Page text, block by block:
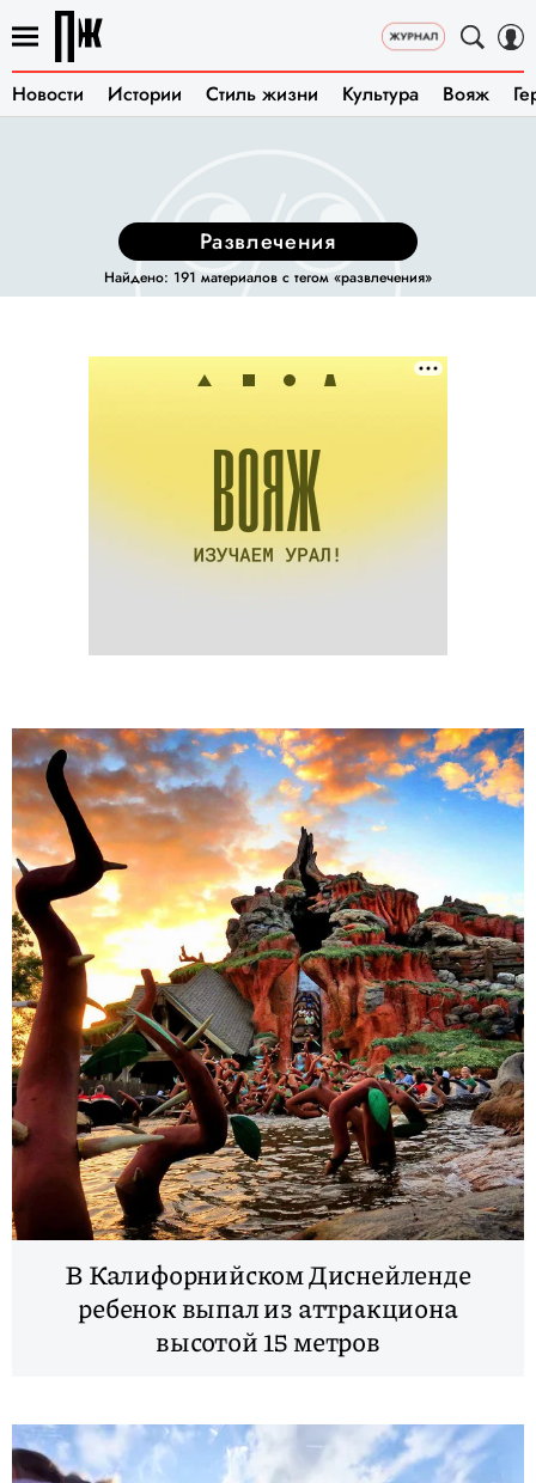
Новости Истории Стиль жизни Культура Вояж
развлечения
Найдено: 191 материалов с тегом «развлечения»
В Калифорнийском Диснейленде
ребенок выпал из аттракциона
высотой 15 метров